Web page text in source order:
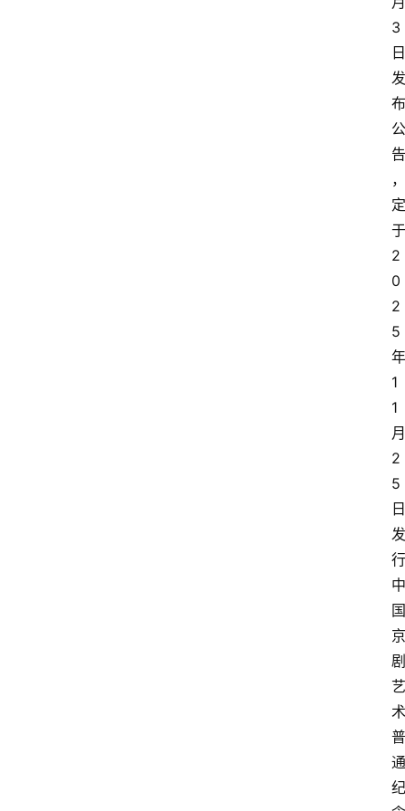
3
日
发
布
公
告
，
定
于
2
0
2
5
年
1
1
月
2
5
日
发
行
中
国
京
剧
艺
术
普
通
纪